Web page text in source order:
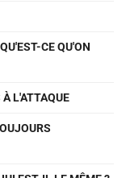
CE QU'ON
L'ATTAQUE